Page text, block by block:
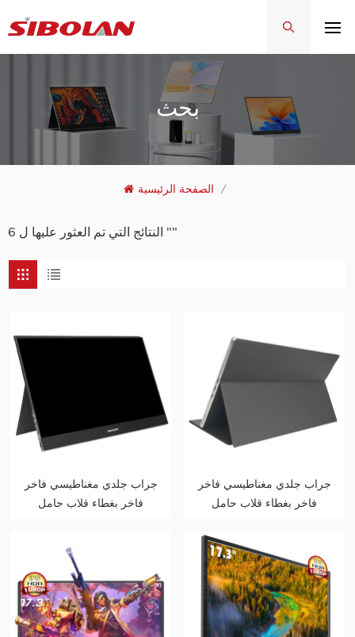
بحث
الصفحة الرئيسية /
6 النتائج التي تم العثور عليها ل ""
جراب جلدي مغناطيسي فاخر
فاخر بغطاء قلاب حامل
جراب جلدي مغناطيسي فاخر
فاخر بغطاء قلاب حامل